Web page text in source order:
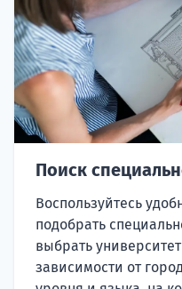
Поиск
Воспользуйтесь
подобрать
выбрать
зависимости от